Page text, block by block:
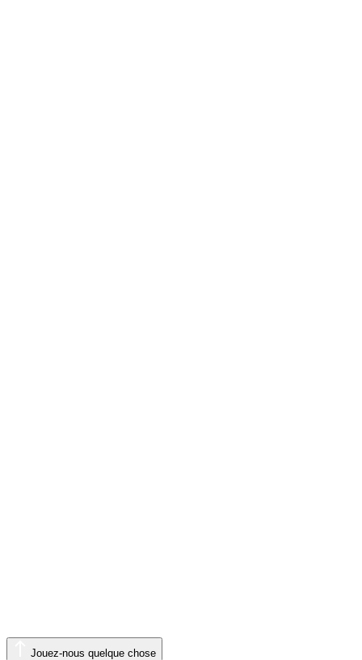
Jouez-nous quelque chose